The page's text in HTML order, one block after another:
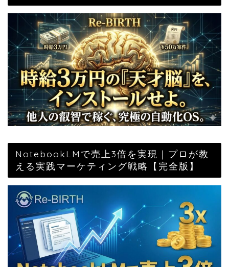
NotebookLMで売上3倍を実現｜プロが教
える実践マーケティング戦略【完全版】